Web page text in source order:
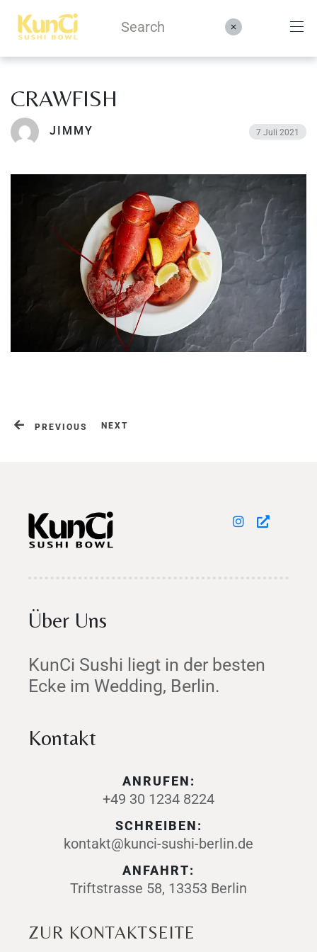
Menüs
Reservieren
CRAWFISH
JIMMY 7 Juli 2021
PREVIOUS NEXT
Über Uns
KunCi Sushi liegt in der besten
Ecke im Wedding, Berlin.
Kontakt
ANRUFEN:
+49 30 1234 8224
SCHREIBEN:
kontakt@kunci-sushi-berlin.de
ANFAHRT:
Triftstrasse 58, 13353 Berlin
ZUR KONTAKTSEITE
Time
TISCH RESERVIEREN